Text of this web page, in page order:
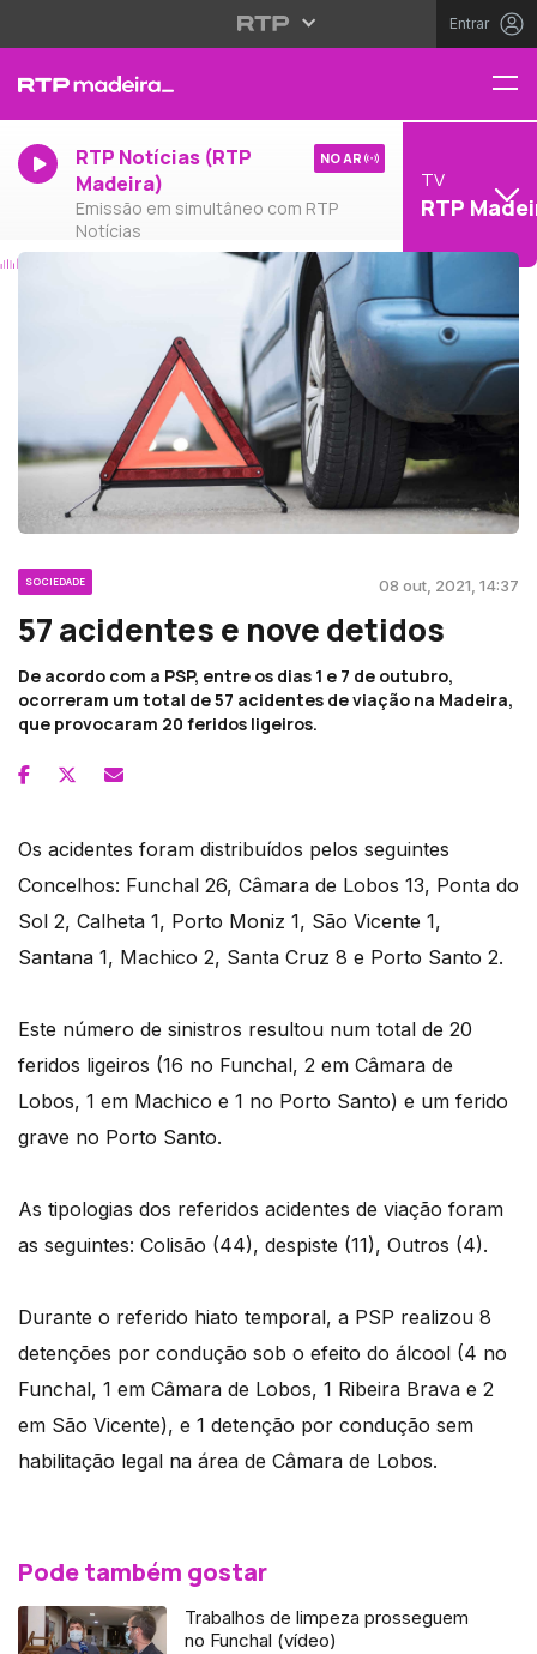
Entrar
RTP Notícias (RTP
Madeira)
Emissão em simultâneo com RTP
Notícias
NO AR
TV
RTP
SOCIEDADE 08 out, 2021, 14:37
57 acidentes e nove detidos
De acordo com a PSP, entre os dias 1 e 7 de outubro,
ocorreram um total de 57 acidentes de viação na Madeira,
que provocaram 20 feridos ligeiros.
Os acidentes foram distribuídos pelos seguintes
Concelhos: Funchal 26, Câmara de Lobos 13, Ponta do
Sol 2, Calheta 1, Porto Moniz 1, São Vicente 1,
Santana 1, Machico 2, Santa Cruz 8 e Porto Santo 2.
Este número de sinistros resultou num total de 20
feridos ligeiros (16 no Funchal, 2 em Câmara de
Lobos, 1 em Machico e 1 no Porto Santo) e um ferido
grave no Porto Santo.
As tipologias dos referidos acidentes de viação foram
as seguintes: Colisão (44), despiste (11), Outros (4).
Durante o referido hiato temporal, a PSP realizou 8
detenções por condução sob o efeito do álcool (4 no
Funchal, 1 em Câmara de Lobos, 1 Ribeira Brava e 2
em São Vicente), e 1 detenção por condução sem
habilitação legal na área de Câmara de Lobos.
Pode também gostar
Trabalhos de limpeza prosseguem
no Funchal (vídeo)